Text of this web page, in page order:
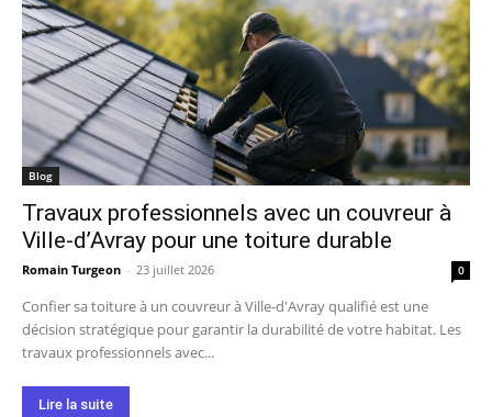
Blog
Travaux professionnels avec un couvreur à
Ville-d’Avray pour une toiture durable
Romain Turgeon - 23 juillet 2026 0
Confier sa toiture à un couvreur à Ville-d'Avray qualifié est une
décision stratégique pour garantir la durabilité de votre habitat. Les
travaux professionnels avec...
Lire la suite